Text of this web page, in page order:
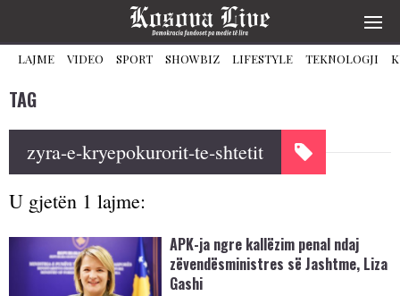
LAJME VIDEO SPORT SHOWBIZ LIFESTYLE TEKNOLOGJI
TAG
zyra-e-kryepokurorit-te-shtetit
U gjetën 1 lajme:
APK-ja ngre kallëzim penal ndaj
zëvendësministres së Jashtme, Liza
Gashi